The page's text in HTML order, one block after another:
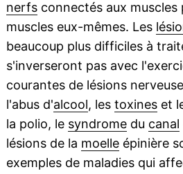
nerfsconnectés aux muscles
muscles eux-mêmes. Les
beaucoup plus difficiles à
s'inverseront pas avec
courantes de lésions
l'abus d'alcool, les toxineset
la polio, le syndromedu canal
lésions de la moelleépinière
exemples de maladies qui